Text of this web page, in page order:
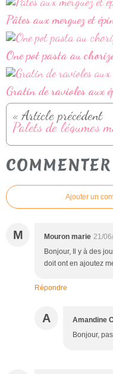
Pâtes aux merguez et
One pot pasta au
Gratin de ravioles aux
« Article précédent
Ajouter un
M Mouron marie 21/
Bonjour, Il y à des
doit ont en ajoutez
Répondre
A Amandine
Bonjour,